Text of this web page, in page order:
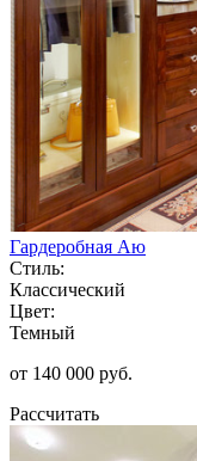
Гардеробная Аю
Стиль:
Классический
Цвет:
Темный
от 140 000 руб.
Рассчитать